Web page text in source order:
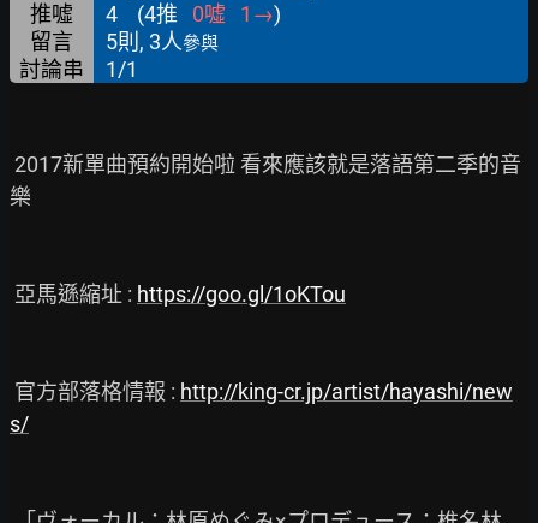
推噓 4 (4推 0噓 1 →)
留言
5則, 3人參與
討論串 1/1
樂
亞馬遜縮址 : https://goo.gl/1oKTou
官方部落格情報 : http://king-cr.jp/artist/hayashi/new
s/